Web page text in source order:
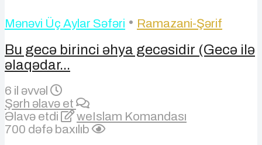
Mənəvi Üç Aylar Səfəri • Ramazani-Şərif
Bu gecə birinci əhya gecəsidir (Gecə ilə
əlaqədar...
6 il əvvəl
Şərh əlavə et
Əlavə etdi
weIslam Komandası
700 dəfə baxılıb